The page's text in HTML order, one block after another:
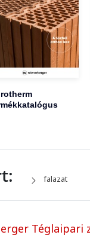
falazat
Téglaipari